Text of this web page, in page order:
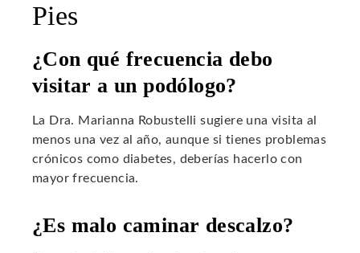
Pies
¿Con qué frecuencia debo
visitar a un podólogo?
La Dra. Marianna Robustelli sugiere una visita al
menos una vez al año, aunque si tienes problemas
crónicos como diabetes, deberías hacerlo con
mayor frecuencia.
¿Es malo caminar descalzo?